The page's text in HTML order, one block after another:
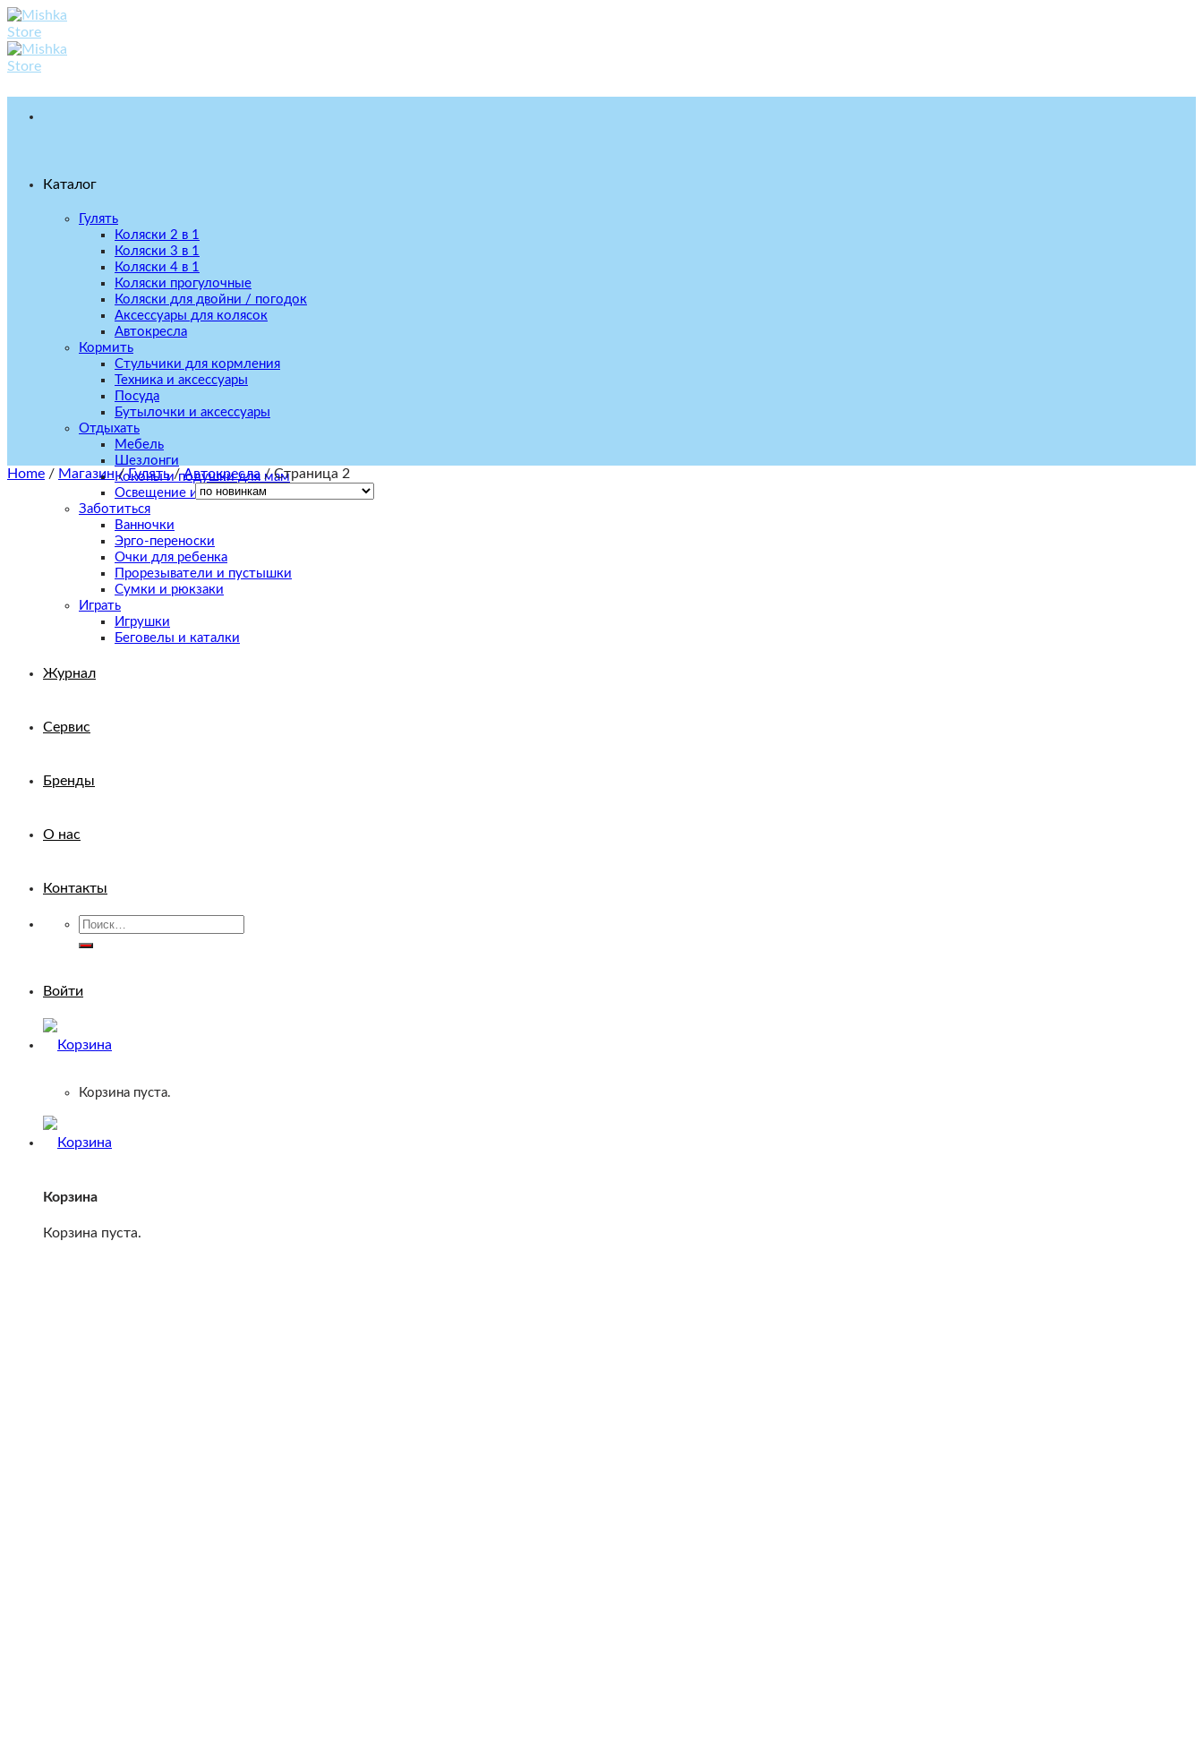
Skip
to
content
Каталог
Гулять
Коляски 2 в 1
Коляски 3 в 1
Коляски 4 в 1
Коляски прогулочные
Коляски для двойни / погодок
Аксессуары для колясок
Автокресла
Кормить
Стульчики для кормления
Техника и аксессуары
Посуда
Бутылочки и аксессуары
Отдыхать
Мебель
Шезлонги
Коконы и подушки для мам
Освещение и декор
Заботиться
Ванночки
Эрго-переноски
Очки для ребенка
Прорезыватели и пустышки
Сумки и рюкзаки
Играть
Игрушки
Беговелы и каталки
Журнал
Сервис
Бренды
О нас
Контакты
Искать:
Войти
Корзина пуста.
Корзина
Корзина пуста.
Home / Магазин / Гулять / Автокресла /Страница 2